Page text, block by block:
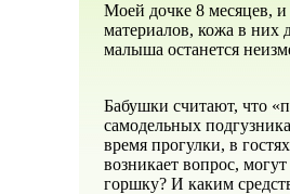
Моей дочке 8 месяцев,
материалов, кожа в них
малыша останется
Бабушки считают, что
самодельных
время прогулки, в
возникает вопрос,
горшку? И каким